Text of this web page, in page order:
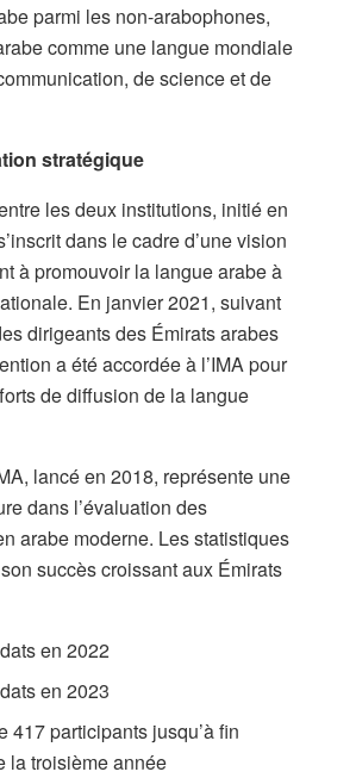
parmi les non-arabophones,
comme une langue mondiale
de science et de
stratégique
les deux institutions, initié en
dans le cadre d’une vision
à promouvoir la langue arabe à
En janvier 2021, suivant
dirigeants des Émirats arabes
a été accordée à l’IMA pour
de diffusion de la langue
lancé en 2018, représente une
dans l’évaluation des
arabe moderne. Les statistiques
succès croissant aux Émirats
en 2022
en 2023
417 participants jusqu’à fin
la troisième année